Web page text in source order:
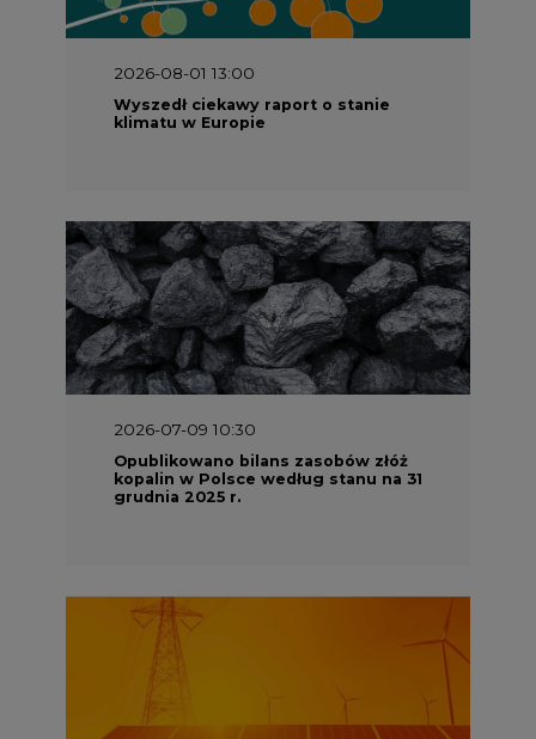
2026-08-01 13:00
Wyszedł ciekawy raport o stanie
klimatu w Europie
2026-07-09 10:30
Opublikowano bilans zasobów złóż
kopalin w Polsce według stanu na 31
grudnia 2025 r.